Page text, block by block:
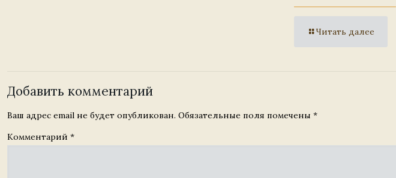
Читать далее
Добавить комментарий
Ваш адрес email не будет опубликован. Обязательные поля помечены *
Комментарий *